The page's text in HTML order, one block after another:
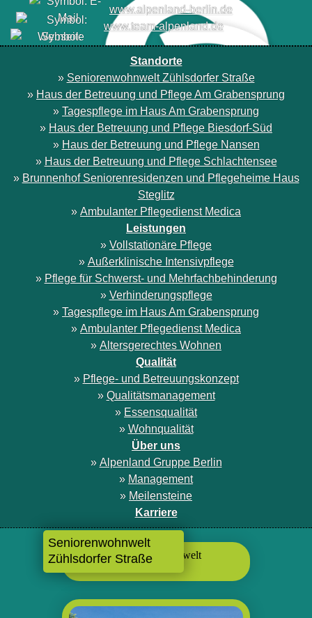
www.alpenland-berlin.de
www.team-alpenland.de
Standorte
» Seniorenwohnwelt Zühlsdorfer Straße
» Haus der Betreuung und Pflege Am Grabensprung
» Tagespflege im Haus Am Grabensprung
» Haus der Betreuung und Pflege Biesdorf-Süd
» Haus der Betreuung und Pflege Nansen
» Haus der Betreuung und Pflege Schlachtensee
» Brunnenhof Seniorenresidenzen und Pflegeheime Haus
Steglitz
» Ambulanter Pflegedienst Medica
Leistungen
» Vollstationäre Pflege
» Außerklinische Intensivpflege
» Pflege für Schwerst- und Mehrfachbehinderung
» Verhinderungspflege
» Tagespflege im Haus Am Grabensprung
» Ambulanter Pflegedienst Medica
» Altersgerechtes Wohnen
Qualität
» Pflege- und Betreuungskonzept
» Qualitätsmanagement
» Essensqualität
» Wohnqualität
Über uns
» Alpenland Gruppe Berlin
» Management
» Meilensteine
Karriere
Seniorenwohnwelt
Zühlsdorfer Straße